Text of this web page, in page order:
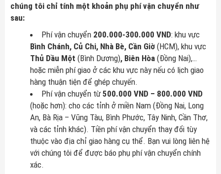
chúng tôi chỉ tính một khoản phụ phí vận chuyển như
sau:
Phí vận chuyển 200.000-300.000 VND: khu vực
Bình Chánh, Củ Chi, Nhà Bè, Cần Giờ (HCM), khu vực
Thủ Dầu Một (Bình Dương), Biên Hòa (Đồng Nai),…
hoặc miễn phí giao ở các khu vực này nếu có lịch giao
hàng thuận tiện để ghép chuyến.
Phí vận chuyển từ 500.000 VND – 800.000 VND
(hoặc hơn): cho các tỉnh ở miền Nam (Đồng Nai, Long
An, Bà Rịa – Vũng Tàu, Bình Phước, Tây Ninh, Cần Thơ,
và các tỉnh khác). Tiền phí vận chuyển thay đổi tùy
thuộc vào địa chỉ giao hàng cụ thể. Bạn vui lòng liên hệ
với chúng tôi để được báo phụ phí vận chuyển chính
xác.